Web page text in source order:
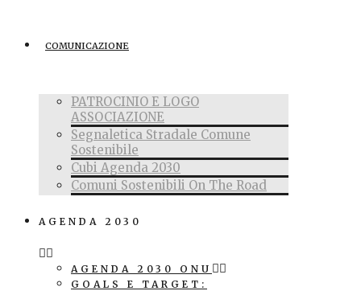
COMUNICAZIONE
PATROCINIO E LOGO
ASSOCIAZIONE
Segnaletica Stradale Comune
Sostenibile
Cubi Agenda 2030
Comuni Sostenibili On The Road
AGENDA 2030
AGENDA 2030 ONU
GOALS E TARGET: